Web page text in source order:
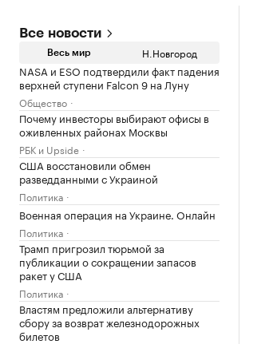
Все новости
Весь мир Н.Новгород
NASA и ESO подтвердили факт падения
верхней ступени Falcon 9 на Луну
Общество
Почему инвесторы выбирают офисы в
оживленных районах Москвы
РБК и Upside
США восстановили обмен
разведданными с Украиной
Политика
Военная операция на Украине. Онлайн
Политика
Трамп пригрозил тюрьмой за
публикации о сокращении запасов
ракет у США
Политика
Властям предложили альтернативу
сбору за возврат железнодорожных
билетов